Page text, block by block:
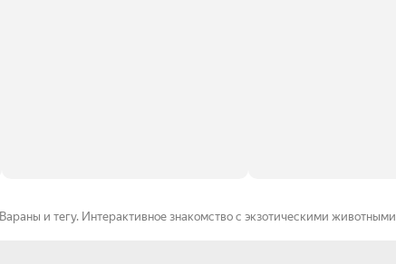
Вараны и тегу. Интерактивное знакомство с экзотическими животными